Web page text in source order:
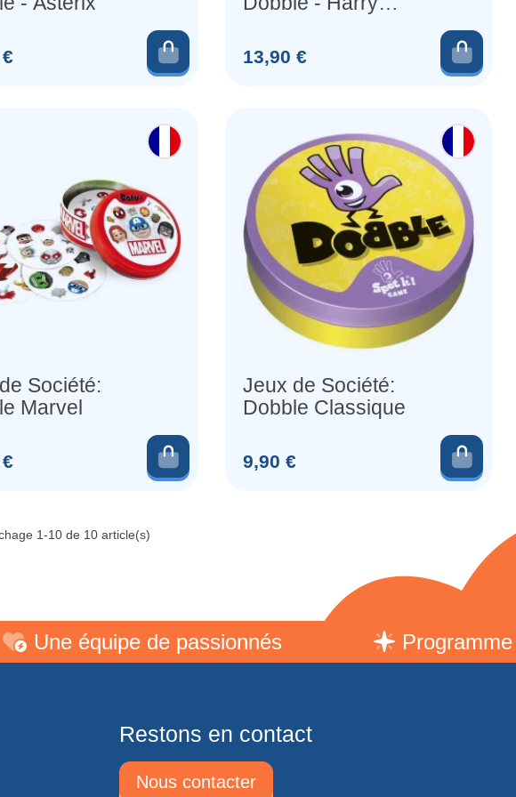
Ajouter au panier
Prix
13,90 €
Société:
Marvel
Ajouter au panier
Jeux de Société:
Dobble Classique
Prix
9,90 €
1-10 de 10 article(s)
équipe de passionnés Programme
Restons en contact
Nous contacter